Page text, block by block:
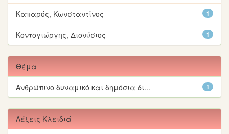
1
Καπαρός, Κωνσταντίνος
1
Κοντογιώργης, Διονύσιος
Θέμα
1
Ανθρώπινο δυναμικό και δημόσια δι...
Λέξεις Κλειδιά